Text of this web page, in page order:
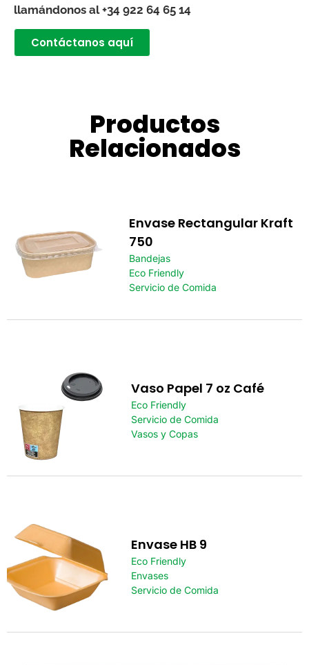
llamándonos al +34 922 64 65 14
Contáctanos aquí
Productos
Relacionados
Envase Rectangular Kraft
750
Bandejas
Eco Friendly
Servicio de Comida
Vaso Papel 7 oz Café
Eco Friendly
Servicio de Comida
Vasos y Copas
Envase HB 9
Eco Friendly
Envases
Servicio de Comida